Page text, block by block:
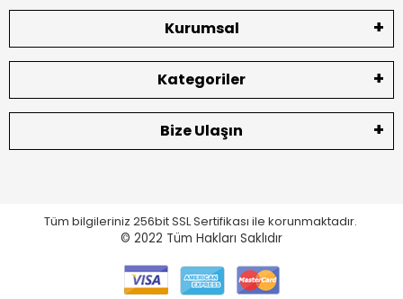
Kurumsal
Kategoriler
Bize Ulaşın
Tüm bilgileriniz 256bit SSL Sertifikası ile korunmaktadır.
© 2022 Tüm Hakları Saklıdır